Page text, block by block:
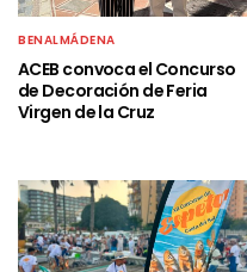
BENALMÁDENA
ACEB convoca el Concurso
de Decoración de Feria
Virgen de la Cruz